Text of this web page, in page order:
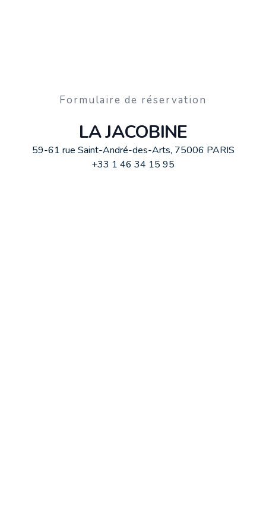
Formulaire de réservation
LA JACOBINE
59-61 rue Saint-André-des-Arts, 75006 PARIS
+33 1 46 34 15 95